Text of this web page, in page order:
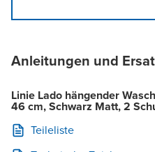
Anleitungen und
Linie Lado hängender
46 cm, Schwarz Matt, 2
Teileliste